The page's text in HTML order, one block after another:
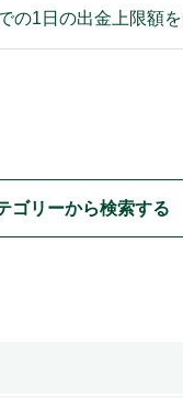
の1日の出金上限額
ゴリーから検索する